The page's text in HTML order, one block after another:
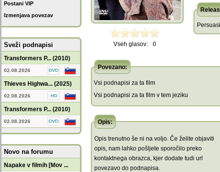
Postani VIP
Izmenjava povezav
Sveži podnapisi
Transformers P... (2010)
02.08.2026
Thieves Highwa... (2025)
02.08.2026
Transformers P... (2010)
02.08.2026
Novo na forumu
Napake v filmih [Mov ...
Vseh glasov: 0
Povezano:
Vsi podnapisi za ta film
Vsi podnapisi za ta film v tem jeziku
Opis:
Opis trenutno še ni na voljo. Če želite objaviti
opis, nam lahko pošljete sporočilo preko
kontaktnega obrazca, kjer dodate tudi url
povezavo do podnapisa.